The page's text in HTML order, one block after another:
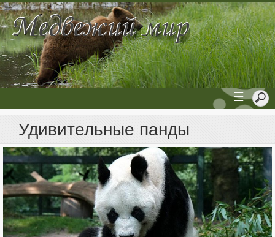
☰
Удивительные панды